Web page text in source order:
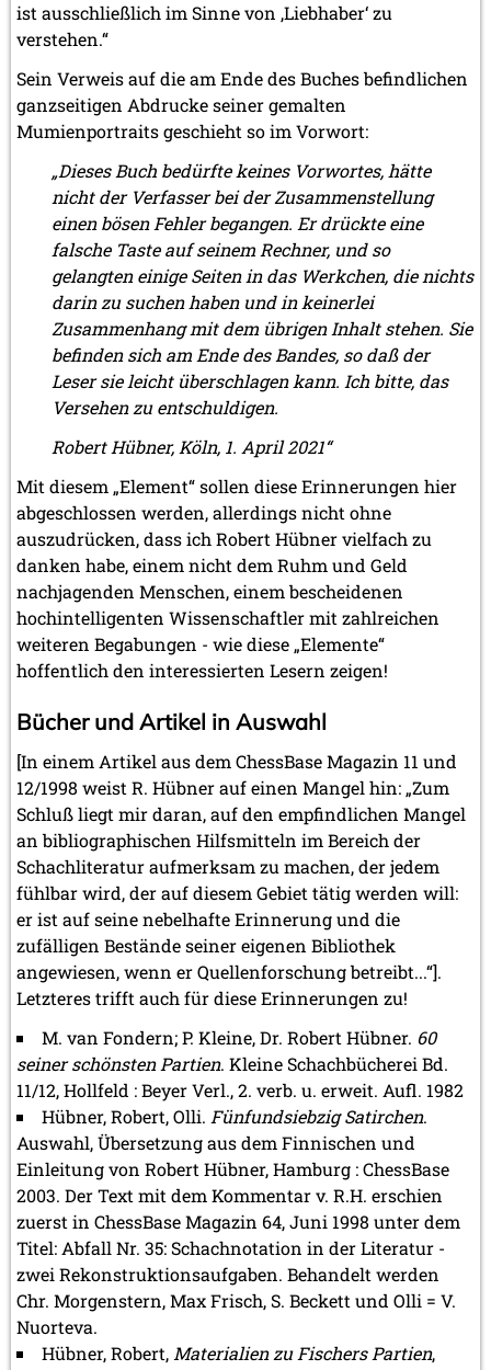
ist ausschließlich im Sinne von ‚Liebhaber‘ zu
verstehen.“
Sein Verweis auf die am Ende des Buches befindlichen
ganzseitigen Abdrucke seiner gemalten
Mumienportraits geschieht so im Vorwort:
„Dieses Buch bedürfte keines Vorwortes, hätte
nicht der Verfasser bei der Zusammenstellung
einen bösen Fehler begangen. Er drückte eine
falsche Taste auf seinem Rechner, und so
gelangten einige Seiten in das Werkchen, die nichts
darin zu suchen haben und in keinerlei
Zusammenhang mit dem übrigen Inhalt stehen. Sie
befinden sich am Ende des Bandes, so daß der
Leser sie leicht überschlagen kann. Ich bitte, das
Versehen zu entschuldigen.
Robert Hübner, Köln, 1. April 2021“
Mit diesem „Element“ sollen diese Erinnerungen hier
abgeschlossen werden, allerdings nicht ohne
auszudrücken, dass ich Robert Hübner vielfach zu
danken habe, einem nicht dem Ruhm und Geld
nachjagenden Menschen, einem bescheidenen
hochintelligenten Wissenschaftler mit zahlreichen
weiteren Begabungen - wie diese „Elemente“
hoffentlich den interessierten Lesern zeigen!
Bücher und Artikel in Auswahl
[In einem Artikel aus dem ChessBase Magazin 11 und
12/1998 weist R. Hübner auf einen Mangel hin: „Zum
Schluß liegt mir daran, auf den empfindlichen Mangel
an bibliographischen Hilfsmitteln im Bereich der
Schachliteratur aufmerksam zu machen, der jedem
fühlbar wird, der auf diesem Gebiet tätig werden will:
er ist auf seine nebelhafte Erinnerung und die
zufälligen Bestände seiner eigenen Bibliothek
angewiesen, wenn er Quellenforschung betreibt...“].
Letzteres trifft auch für diese Erinnerungen zu!
M. van Fondern; P. Kleine, Dr. Robert Hübner. 60
seiner schönsten Partien. Kleine Schachbücherei Bd.
11/12, Hollfeld : Beyer Verl., 2. verb. u. erweit. Aufl. 1982
Hübner, Robert, Olli. Fünfundsiebzig Satirchen.
Auswahl, Übersetzung aus dem Finnischen und
Einleitung von Robert Hübner, Hamburg : ChessBase
2003. Der Text mit dem Kommentar v. R.H. erschien
zuerst in ChessBase Magazin 64, Juni 1998 unter dem
Titel: Abfall Nr. 35: Schachnotation in der Literatur -
zwei Rekonstruktionsaufgaben. Behandelt werden
Chr. Morgenstern, Max Frisch, S. Beckett und Olli = V.
Nuorteva.
Hübner, Robert,Materialien zu Fischers Partien,